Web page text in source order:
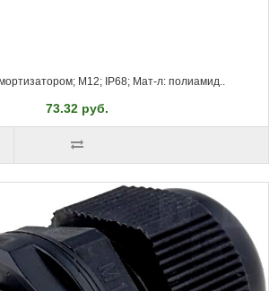
M12; IP68; Мат-л: полиамид..
73.32 руб.